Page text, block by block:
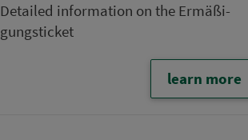
Detailed in­for­ma­ti­on on the Er­mä­ßi­
gungsticket
learn more